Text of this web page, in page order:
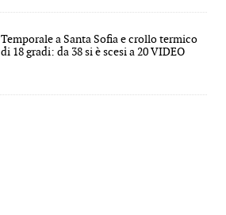
Temporale a Santa Sofia e crollo termico
di 18 gradi: da 38 si è scesi a 20 VIDEO